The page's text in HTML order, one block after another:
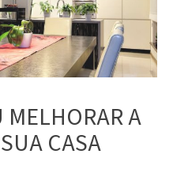
MELHORAR A
CASA